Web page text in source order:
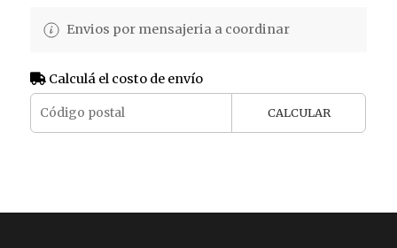
Envios por mensajeria a coordinar
Calculá el costo de envío
CALCULAR